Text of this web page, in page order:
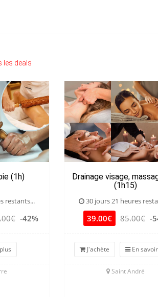
les deals
(1h)
restants...
-42%
Drainage visage,
(1h15)
30 jours 21 heures
39.00€ 85.00€ -
J'achète En
Saint André